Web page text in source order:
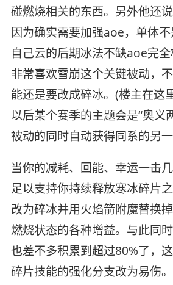
碰燃烧相关的东西。另外他还
因为确实需要加强aoe，单体
自己云的后期冰法不缺aoe完
非常喜欢雪崩这个关键被动，
能还是要改成碎冰。(楼主在这
以后某个赛季的主题会是“奥义
被动的同时自动获得同系的另
当你的减耗、回能、幸运一击
足以支持你持续释放寒冰碎片
改为碎冰并用火焰箭附魔替换
燃烧状态的各种增益。与此同
也差不多积累到超过80%了，
碎片技能的强化分支改为易伤。